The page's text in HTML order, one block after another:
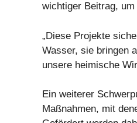
wichtiger Beitrag,
„Diese Projekte
Wasser, sie bringen
unsere heimische
Ein weiterer
Maßnahmen, mit